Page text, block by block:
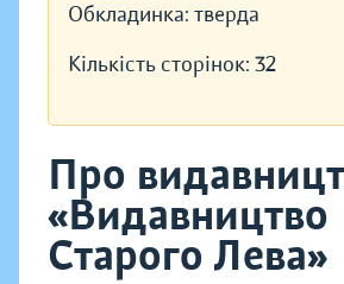
Обкладинка: тверда
Кількість сторінок: 32
Про
«Видавництво
Старого Лева»